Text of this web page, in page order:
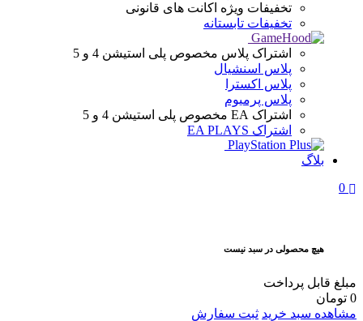
تخفیفات ویژه اکانت های قانونی
تخفیفات تابستانه
اشتراک پلاس مخصوص پلی استیشن 4 و 5
پلاس اسنشیال
پلاس اکسترا
پلاس پرمیوم
اشتراک EA
مخصوص پلی استیشن 4 و 5
اشتراک EA PLAYS
بلاگ
0
هیچ محصولی در سبد نیست
مبلغ قابل پرداخت
0 تومان
مشاهده سبد خرید ثبت سفارش